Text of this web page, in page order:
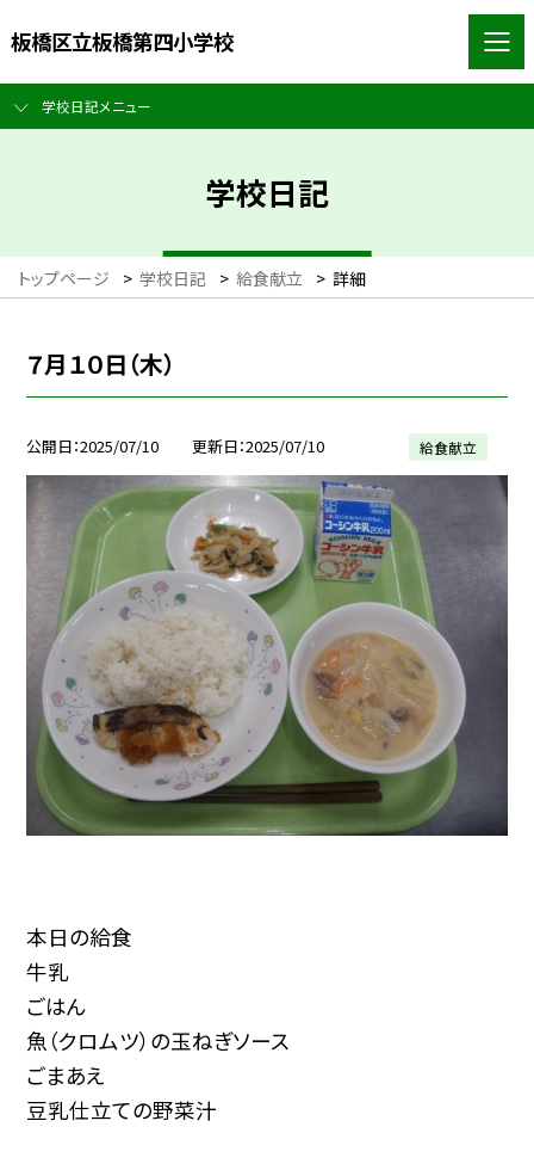
板橋区立板橋第四小学校
学校日記メニュー
学校日記
トップページ > 学校日記 > 給食献立 > 詳細
７月１０日（木）
公開日 2025/07/10 更新日 2025/07/10 給食献立
本日の給食
牛乳
ごはん
魚（クロムツ）の玉ねぎソース
ごまあえ
豆乳仕立ての野菜汁